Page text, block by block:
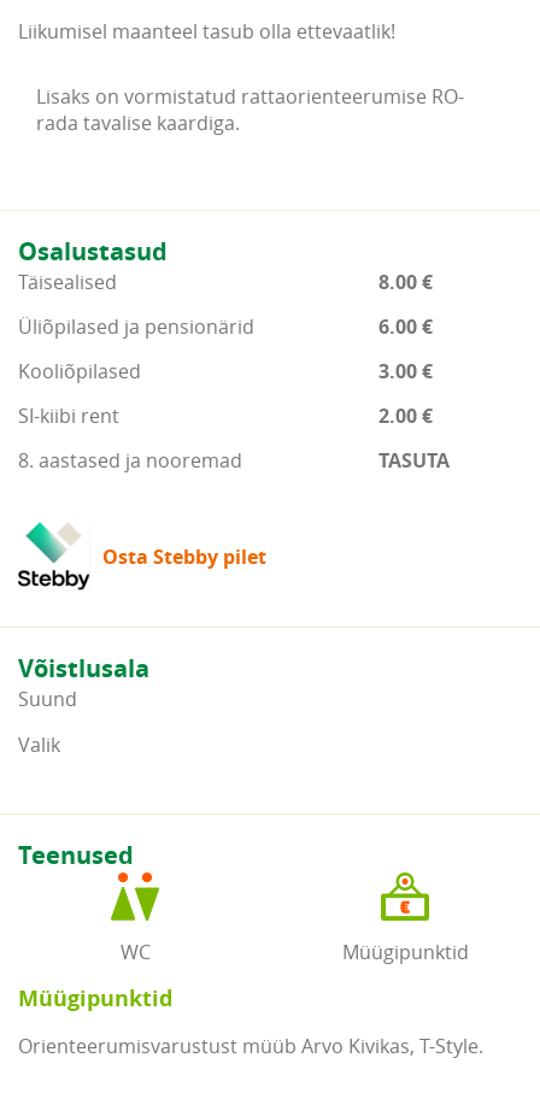
Liikumisel maanteel tasub olla ettevaatlik!
Lisaks on vormistatud rattaorienteerumise RO-
rada tavalise kaardiga.
Osalustasud
Täisealised
8.00 €
Üliõpilased ja pensionärid
6.00 €
Kooliõpilased
3.00 €
SI-kiibi rent
2.00 €
8. aastased ja nooremad
TASUTA
Osta Stebby pilet
Võistlusala
Suund
Valik
Teenused
WC Müügipunktid
Müügipunktid
Orienteerumisvarustust müüb Arvo Kivikas, T-Style.